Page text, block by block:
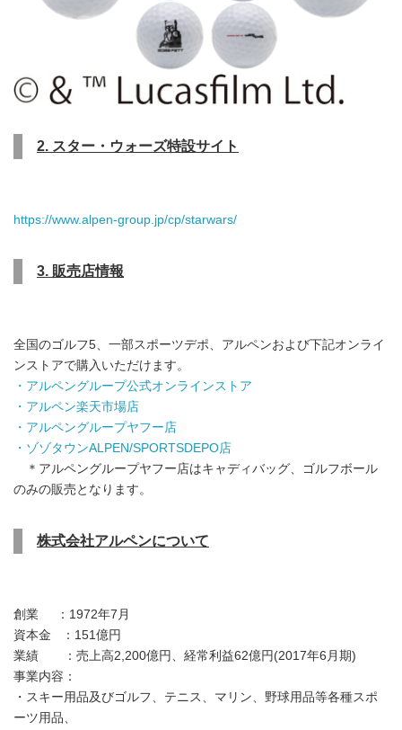
2. スター・ウォーズ特設サイト
https://www.alpen-group.jp/cp/starwars/
3. 販売店情報
全国のゴルフ5、一部スポーツデポ、アルペンおよび下記オンライ
ンストアで購入いただけます。
・アルペングループ公式オンラインストア
・アルペン楽天市場店
・アルペングループヤフー店
・ゾゾタウンALPEN/SPORTSDEPO店
＊アルペングループヤフー店はキャディバッグ、ゴルフボール
のみの販売となります。
株式会社アルペンについて
創業 ：1972年7月
資本金 ：151億円
業績 ：売上高2,200億円、経常利益62億円(2017年6月期)
事業内容：
・スキー用品及びゴルフ、テニス、マリン、野球用品等各種スポ
ーツ用品、